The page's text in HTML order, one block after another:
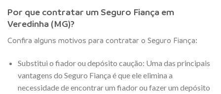
Por que contratar um Seguro Fiança em
Veredinha (MG)?
Confira alguns motivos para contratar o Seguro Fiança:
Substitui o fiador ou depósito caução: Uma das principais
vantagens do Seguro Fiança é que ele elimina a
necessidade de encontrar um fiador ou fazer um depósito